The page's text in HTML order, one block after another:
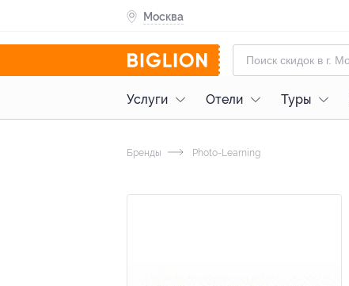
Москва
Услуги Отели Туры
Бренды Photo-Learning